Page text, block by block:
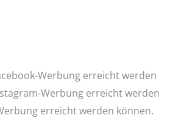
Werbung erreicht werden
Werbung erreicht werden
erreicht werden können.